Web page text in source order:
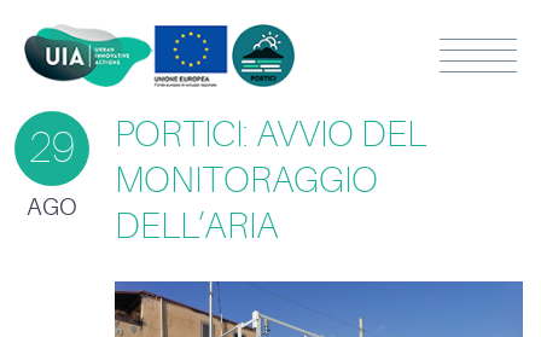
29
AGO
PORTICI: AVVIO DEL
MONITORAGGIO
DELL’ARIA